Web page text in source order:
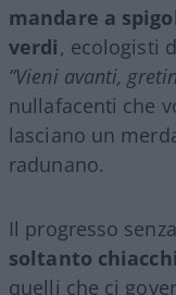
mandare a
verdi, ecologisti
”Vieni avanti,
nullafacenti che
lasciano un
radunano.
Il progresso
soltanto
quelli che ci